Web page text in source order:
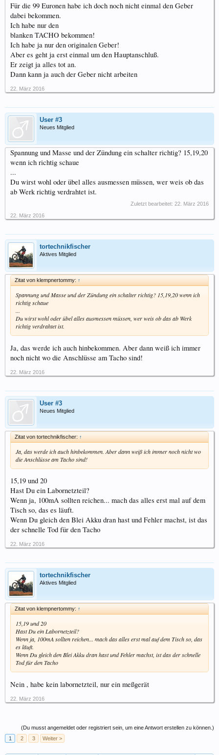
Für die 99 Euronen habe ich doch noch nicht einmal den Geber
dabei bekommen.
Ich habe nur den
blanken TACHO bekommen!
Ich habe ja nur den originalen Geber!
Aber es geht ja erst einmal um den Hauptanschluß.
Er zeigt ja alles tot an.
Dann kann ja auch der Geber nicht arbeiten
22. März 2016
User #3
Neues Mitglied
Spannung und Masse und der Zündung ein schalter richtig? 15,19,20
wenn ich richtig schaue
...
Du wirst wohl oder übel alles ausmessen müssen, wer weis ob das
ab Werk richtig verdrahtet ist.
Zuletzt bearbeitet: 22. März 2016
22. März 2016
tortechnikfischer
Aktives Mitglied
Zitat von klempnertommy: ↑
Spannung und Masse und der Zündung ein schalter richtig? 15,19,20 wenn ich
richtig schaue
...
Du wirst wohl oder übel alles ausmessen müssen, wer weis ob das ab Werk
richtig verdrahtet ist.
Ja, das werde ich auch hinbekommen. Aber dann weiß ich immer
noch nicht wo die Anschlüsse am Tacho sind!
22. März 2016
User #3
Neues Mitglied
Zitat von tortechnikfischer: ↑
Ja, das werde ich auch hinbekommen. Aber dann weiß ich immer noch nicht wo
die Anschlüsse am Tacho sind!
15,19 und 20
Hast Du ein Labornetzteil?
Wenn ja, 100mA sollten reichen... mach das alles erst mal auf dem
Tisch so, das es läuft.
Wenn Du gleich den Blei Akku dran hast und Fehler machst, ist das
der schnelle Tod für den Tacho
22. März 2016
tortechnikfischer
Aktives Mitglied
Zitat von klempnertommy: ↑
15,19 und 20
Hast Du ein Labornetzteil?
Wenn ja, 100mA sollten reichen... mach das alles erst mal auf dem Tisch so, das
es läuft.
Wenn Du gleich den Blei Akku dran hast und Fehler machst, ist das der schnelle
Tod für den Tacho
Nein , habe kein labornetzteil, nur ein meßgerät
22. März 2016
(Du musst angemeldet oder registriert sein, um eine Antwort erstellen zu können.)
1
2 3 Weiter >